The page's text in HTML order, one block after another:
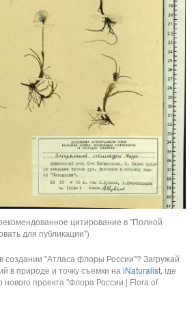
цитирование в "Полной
для публикации")
создании "Атласа флоры России"? Загружай
в природе и точку съемки на iNaturalist, где
нового проекта "Флора России | Flora of